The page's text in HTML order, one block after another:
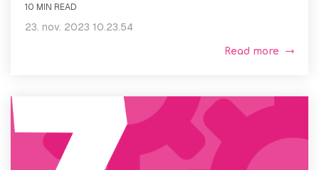
10 MIN READ
23. nov. 2023 10.23.54
Read more